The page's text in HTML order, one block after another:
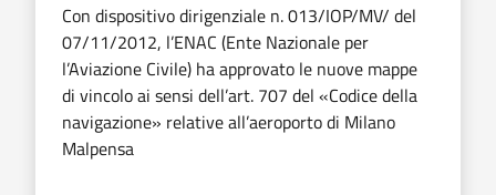
Con dispositivo dirigenziale n. 013/IOP/MV/ del
07/11/2012, l’ENAC (Ente Nazionale per
l’Aviazione Ci­vile) ha approvato le nuove mappe
di vincolo ai sensi dell’art. 707 del «Codice della
navigazione» relative all’aeroporto di Milano
Malpensa